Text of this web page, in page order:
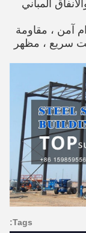
المباني
آمن ، مقاومة
سريع ، مظهر
Tags: